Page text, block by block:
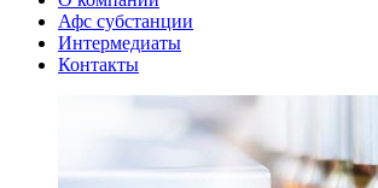
Афс субстанции
Интермедиаты
Контакты